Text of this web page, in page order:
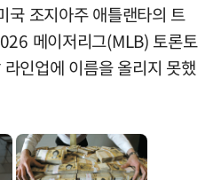
국 조지아주 애틀랜타의 트
메이저리그(MLB) 토론토
인업에 이름을 올리지 못했